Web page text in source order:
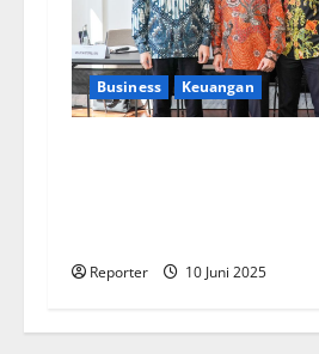
Business Keuangan
Reporter 10 Juni 2025